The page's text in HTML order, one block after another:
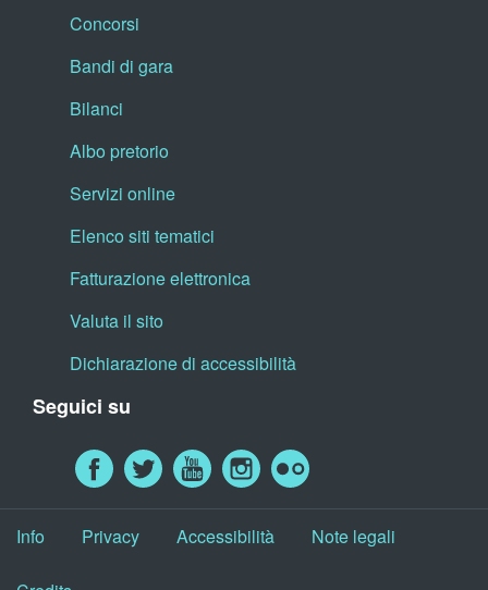
Concorsi
Bandi di gara
Bilanci
Albo pretorio
Servizi online
Elenco siti tematici
Fatturazione elettronica
Valuta il sito
Dichiarazione di accessibilità
Seguici su
Info Privacy Accessibilità Note legali